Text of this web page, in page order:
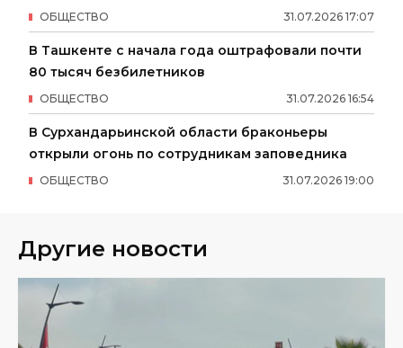
31.07.2026 17:07
ОБЩЕСТВО
В Ташкенте с начала года оштрафовали почти
80 тысяч безбилетников
31.07.2026 16:54
ОБЩЕСТВО
В Сурхандарьинской области браконьеры
открыли огонь по сотрудникам заповедника
31.07.2026 19:00
ОБЩЕСТВО
Другие новости